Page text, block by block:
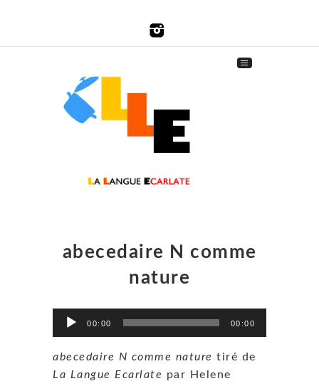
abecedaire N comme
nature
Lecteur
audio
00:00 00:00
abecedaire N comme nature tiré de
La Langue Ecarlate par Helene